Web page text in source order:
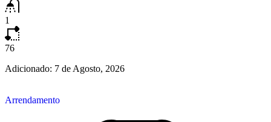
1
76
Adicionado: 7 de Agosto, 2026
Arrendamento